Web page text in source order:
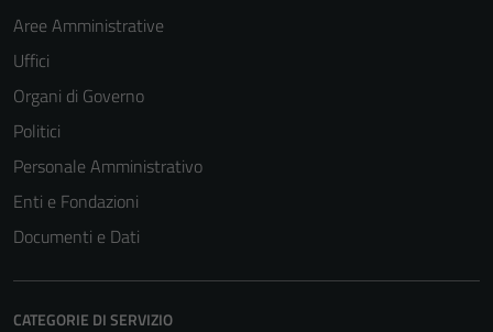
Aree Amministrative
Uffici
Organi di Governo
Politici
Personale Amministrativo
Enti e Fondazioni
Documenti e Dati
CATEGORIE DI SERVIZIO